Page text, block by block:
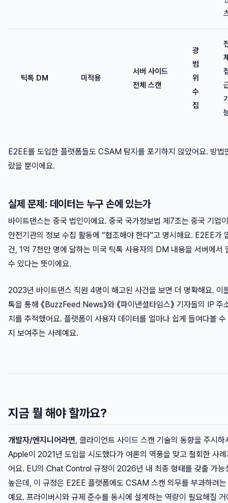
틱톡 DM 미적용
서버 사이드
전체 스캔
광
범
위
수
집
E2EE를 도입한 플랫폼들도 CSAM 탐지를 포기하지 않았어요. 방법
랐을 뿐이에요.
실제 문제: 데이터는 누구 손에 있는가
바이트댄스는 중국 법인이에요. 중국 국가정보법 제7조는 중국 기업
안전기관의 정보 수집 활동에 “협조해야 한다"고 명시해요. E2EE가
건, 1억 7천만 명에 달하는 미국 틱톡 사용자의 DM 내용을 서버에서
수 있다는 뜻이에요.
2023년 바이트댄스 직원 4명이 해고된 사건을 보면 더 명확해요. 이
톡을 통해 《BuzzFeed News》와 《파이낸셜타임스》 기자들의 IP 주
치를 추적했어요. 플랫폼이 사용자 데이터를 얼마나 쉽게 들여다볼 수
지 보여주는 사례예요.
지금 뭘 해야 할까요?
개발자/엔지니어라면, 클라이언트 사이드 스캔 기술의 동향을 주시하
Apple이 2021년 도입을 시도했다가 여론의 역풍을 맞고 철회한 사
어요. EU의 Chat Control 규정이 2026년 내 최종 형태를 갖출 가능
높은데, 이 규정은 E2EE 플랫폼에도 CSAM 스캔 의무를 부과하려
예요. 프라이버시와 규제 준수를 동시에 설계하는 역량이 필요해질 거